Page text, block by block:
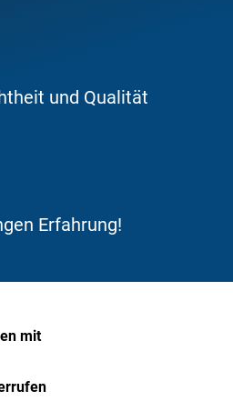
und Qualität
Erfahrung!
mit